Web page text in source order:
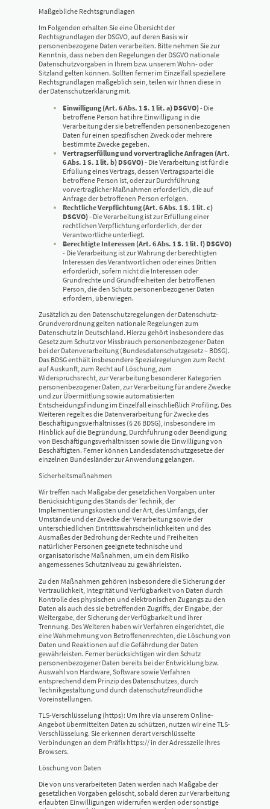
Maßgebliche Rechtsgrundlagen
Im Folgenden erhalten Sie eine Übersicht der
Rechtsgrundlagen der DSGVO, auf deren Basis wir
personenbezogene Daten verarbeiten. Bitte nehmen Sie zur
Kenntnis, dass neben den Regelungen der DSGVO nationale
Datenschutzvorgaben in Ihrem bzw. unserem Wohn- oder
Sitzland gelten können. Sollten ferner im Einzelfall speziellere
Rechtsgrundlagen maßgeblich sein, teilen wir Ihnen diese in
der Datenschutzerklärung mit.
Einwilligung (Art. 6 Abs. 1 S. 1 lit. a) DSGVO)- Die
betroffene Person hat ihre Einwilligung in die
Verarbeitung der sie betreffenden personenbezogenen
Daten für einen spezifischen Zweck oder mehrere
bestimmte Zwecke gegeben.
Vertragserfüllung und vorvertragliche Anfragen (Art.
6 Abs. 1 S. 1 lit. b) DSGVO)- Die Verarbeitung ist für die
Erfüllung eines Vertrags, dessen Vertragspartei die
betroffene Person ist, oder zur Durchführung
vorvertraglicher Maßnahmen erforderlich, die auf
Anfrage der betroffenen Person erfolgen.
Rechtliche Verpflichtung (Art. 6 Abs. 1 S. 1 lit. c)
DSGVO)- Die Verarbeitung ist zur Erfüllung einer
rechtlichen Verpflichtung erforderlich, der der
Verantwortliche unterliegt.
Berechtigte Interessen (Art. 6 Abs. 1 S. 1 lit. f) DSGVO)
- Die Verarbeitung ist zur Wahrung der berechtigten
Interessen des Verantwortlichen oder eines Dritten
erforderlich, sofern nicht die Interessen oder
Grundrechte und Grundfreiheiten der betroffenen
Person, die den Schutz personenbezogener Daten
erfordern, überwiegen.
Zusätzlich zu den Datenschutzregelungen der Datenschutz-
Grundverordnung gelten nationale Regelungen zum
Datenschutz in Deutschland. Hierzu gehört insbesondere das
Gesetz zum Schutz vor Missbrauch personenbezogener Daten
bei der Datenverarbeitung (Bundesdatenschutzgesetz – BDSG).
Das BDSG enthält insbesondere Spezialregelungen zum Recht
auf Auskunft, zum Recht auf Löschung, zum
Widerspruchsrecht, zur Verarbeitung besonderer Kategorien
personenbezogener Daten, zur Verarbeitung für andere Zwecke
und zur Übermittlung sowie automatisierten
Entscheidungsfindung im Einzelfall einschließlich Profiling. Des
Weiteren regelt es die Datenverarbeitung für Zwecke des
Beschäftigungsverhältnisses (§ 26 BDSG), insbesondere im
Hinblick auf die Begründung, Durchführung oder Beendigung
von Beschäftigungsverhältnissen sowie die Einwilligung von
Beschäftigten. Ferner können Landesdatenschutzgesetze der
einzelnen Bundesländer zur Anwendung gelangen.
Sicherheitsmaßnahmen
Wir treffen nach Maßgabe der gesetzlichen Vorgaben unter
Berücksichtigung des Stands der Technik, der
Implementierungskosten und der Art, des Umfangs, der
Umstände und der Zwecke der Verarbeitung sowie der
unterschiedlichen Eintrittswahrscheinlichkeiten und des
Ausmaßes der Bedrohung der Rechte und Freiheiten
natürlicher Personen geeignete technische und
organisatorische Maßnahmen, um ein dem Risiko
angemessenes Schutzniveau zu gewährleisten.
Zu den Maßnahmen gehören insbesondere die Sicherung der
Vertraulichkeit, Integrität und Verfügbarkeit von Daten durch
Kontrolle des physischen und elektronischen Zugangs zu den
Daten als auch des sie betreffenden Zugriffs, der Eingabe, der
Weitergabe, der Sicherung der Verfügbarkeit und ihrer
Trennung. Des Weiteren haben wir Verfahren eingerichtet, die
eine Wahrnehmung von Betroffenenrechten, die Löschung von
Daten und Reaktionen auf die Gefährdung der Daten
gewährleisten. Ferner berücksichtigen wir den Schutz
personenbezogener Daten bereits bei der Entwicklung bzw.
Auswahl von Hardware, Software sowie Verfahren
entsprechend dem Prinzip des Datenschutzes, durch
Technikgestaltung und durch datenschutzfreundliche
Voreinstellungen.
TLS-Verschlüsselung (https): Um Ihre via unserem Online-
Angebot übermittelten Daten zu schützen, nutzen wir eine TLS-
Verschlüsselung. Sie erkennen derart verschlüsselte
Verbindungen an dem Präfix https:// in der Adresszeile Ihres
Browsers.
Löschung von Daten
Die von uns verarbeiteten Daten werden nach Maßgabe der
gesetzlichen Vorgaben gelöscht, sobald deren zur Verarbeitung
erlaubten Einwilligungen widerrufen werden oder sonstige